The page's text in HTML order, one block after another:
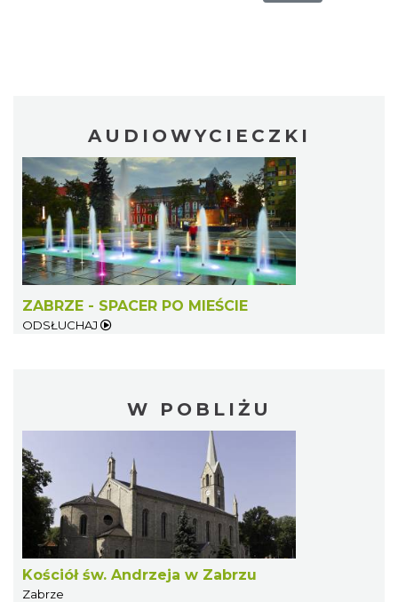
AUDIOWYCIECZKI
ZABRZE - SPACER PO MIEŚCIE
ODSŁUCHAJ
W POBLIŻU
Kościół św. Andrzeja w Zabrzu
Zabrze